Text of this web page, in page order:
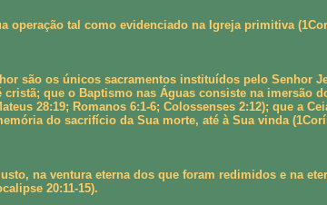
operação tal como evidenciado na Igreja primitiva
são os únicos sacramentos instituídos pelo Senhor
que o Baptismo nas Águas consiste na imersão
28:19; Romanos 6:1-6; Colossenses 2:12); que a
do sacrifício da Sua morte, até à Sua vinda
na ventura eterna dos que foram redimidos e na
20:11-15).